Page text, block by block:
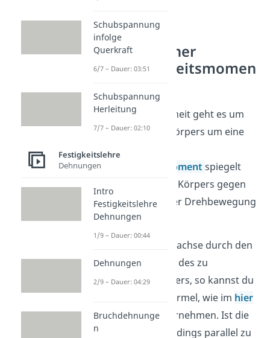
Satz von Steiner
Massenträgheitsmomen
Bei der Massenträgheit geht es um
die Rotation eines Körpers um eine
Drehachse. Das
Massenträgheitsmoment spiegelt
den Widerstand des Körpers gegen
eine Änderung seiner Drehbewegung
wider.
Läuft dabei die Drehachse durch den
Massenmittelpunkt
des zu
berechnenden Körpers, so kannst du
die ganz normale Formel, wie im hier
verlinkten Video, hernehmen. Ist die
Rotationsachse allerdings parallel zu
Schubspannung
infolge
Querkraft
6/7 – Dauer: 03:51
Schubspannung
Herleitung
7/7 – Dauer: 02:10
Festigkeitslehre
Dehnungen
Intro
Festigkeitslehre
Dehnungen
1/9 – Dauer: 00:44
Dehnungen
2/9 – Dauer: 04:29
Bruchdehnunge
n